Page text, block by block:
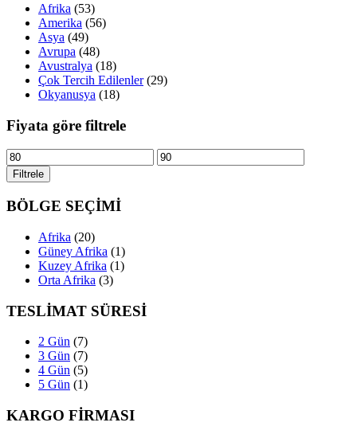
Afrika (53)
Amerika (56)
Asya (49)
Avrupa (48)
Avustralya (18)
Çok Tercih Edilenler (29)
Okyanusya (18)
Fiyata göre filtrele
En
düşük
fiyat
En
yüksek
Filtrele
BÖLGE SEÇİMİ
Afrika (20)
Güney Afrika (1)
Kuzey Afrika (1)
Orta Afrika (3)
TESLİMAT SÜRESİ
2 Gün (7)
3 Gün (7)
4 Gün (5)
5 Gün (1)
KARGO FİRMASI